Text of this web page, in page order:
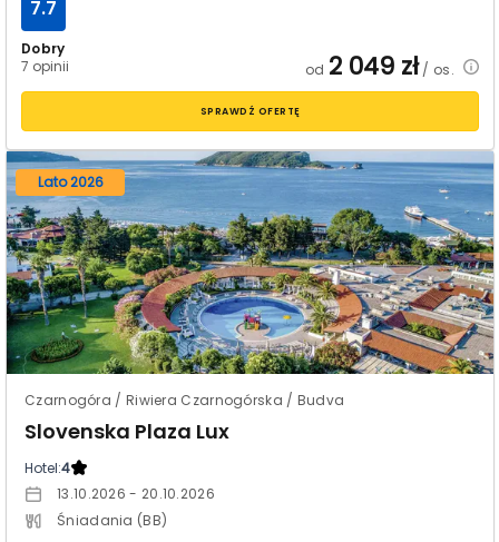
Dobry
7 opinii
7.7
od 2 049 zł/ os.
SPRAWDŹ OFERTĘ
Lato 2026
Czarnogóra / Riwiera Czarnogórska / Budva
Slovenska Plaza Lux
Hotel:4
13.10.2026 - 20.10.2026
Śniadania (BB)